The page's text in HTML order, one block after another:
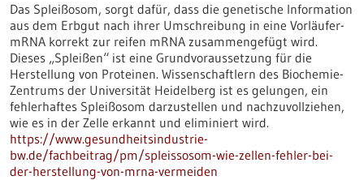
Das Spleißosom, sorgt dafür, dass die genetische Information
aus dem Erbgut nach ihrer Umschreibung in eine Vorläufer-
mRNA korrekt zur reifen mRNA zusammengefügt wird.
Dieses „Spleißen“ ist eine Grundvoraussetzung für die
Herstellung von Proteinen. Wissenschaftlern des Biochemie-
Zentrums der Universität Heidelberg ist es gelungen, ein
fehlerhaftes Spleißosom darzustellen und nachzuvollziehen,
wie es in der Zelle erkannt und eliminiert wird.
https://www.gesundheitsindustrie-
bw.de/fachbeitrag/pm/spleissosom-wie-zellen-fehler-bei-
der-herstellung-von-mrna-vermeiden